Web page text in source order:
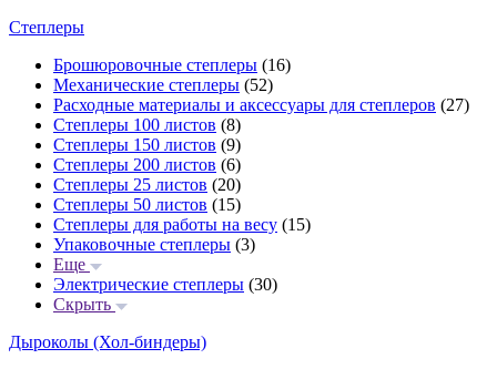
Степлеры
Брошюровочные степлеры (16)
Механические степлеры (52)
Расходные материалы и аксессуары для степлеров (27)
Степлеры 100 листов (8)
Степлеры 150 листов (9)
Степлеры 200 листов (6)
Степлеры 25 листов (20)
Степлеры 50 листов (15)
Степлеры для работы на весу (15)
Упаковочные степлеры (3)
Еще
Электрические степлеры (30)
Скрыть
Дыроколы (Хол-биндеры)